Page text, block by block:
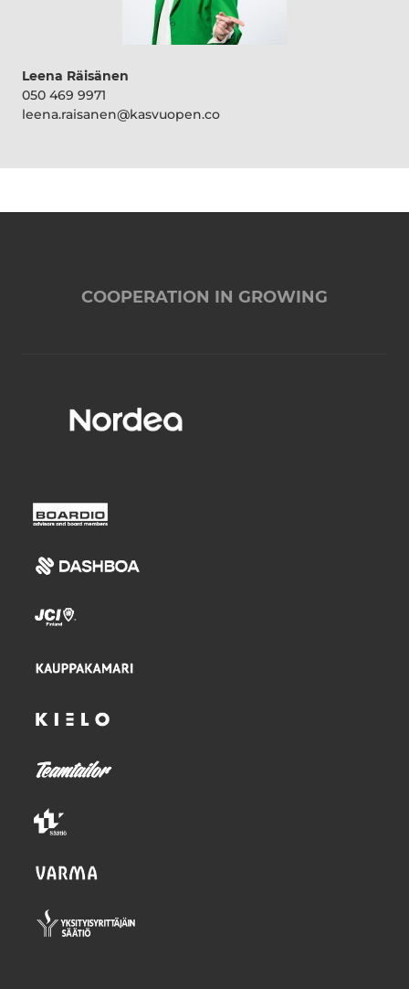
Leena Räisänen
050 469 9971
leena.raisanen@kasvuopen.co
COOPERATION IN GROWING